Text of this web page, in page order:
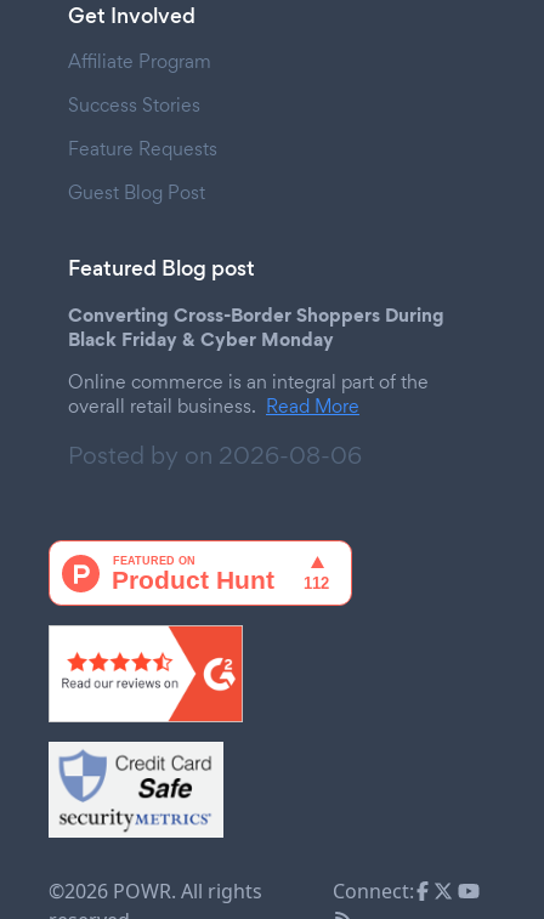
Get Involved
Affiliate Program
Success Stories
Feature Requests
Guest Blog Post
Featured Blog post
Converting Cross-Border Shoppers During
Black Friday & Cyber Monday
Online commerce is an integral part of the
overall retail business. Read More
Posted by on 2026-08-06
©2026 POWR. All rights
Connect: